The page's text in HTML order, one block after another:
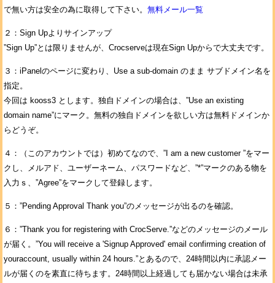
で無い方は安全の為に取得して下さい。 無料メール一覧
２：Sign Upよりサインアップ
”Sign Up”とは限りませんが、Crocserveは現在Sign Upからで大丈夫です。
３：iPanelのページに変わり、Use a sub-domain のまま サブドメイン名を
指定。
今回は kooss3 とします。独自ドメインの場合は、”Use an existing
domain name”にマーク。無料の独自ドメインを欲しい方は無料ドメインか
らどうぞ。
４：（このアカウントでは）初めてなので、”I am a new customer ”をマー
クし、メルアド、ユーザーネーム、パスワードなど、”*”マークのある物を
入力ｓ、”Agree”をマークして登録します。
５：”Pending Approval Thank you”のメッセージが出るのを確認。
６：”Thank you for registering with CrocServe.”などのメッセージのメール
が届く。”You will receive a 'Signup Approved' email confirming creation of
youraccount, usually within 24 hours.”とあるので、24時間以内に承認メー
ルが届くのを素直に待ちます。24時間以上経過しても届かない場合は未承